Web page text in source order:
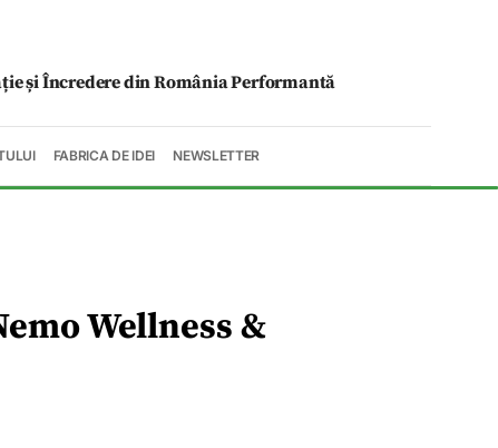
și Încredere din România Performantă
FABRICA DE IDEI NEWSLETTER
Wellness &